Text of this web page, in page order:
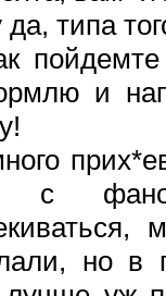
типа
и
фаном
но в